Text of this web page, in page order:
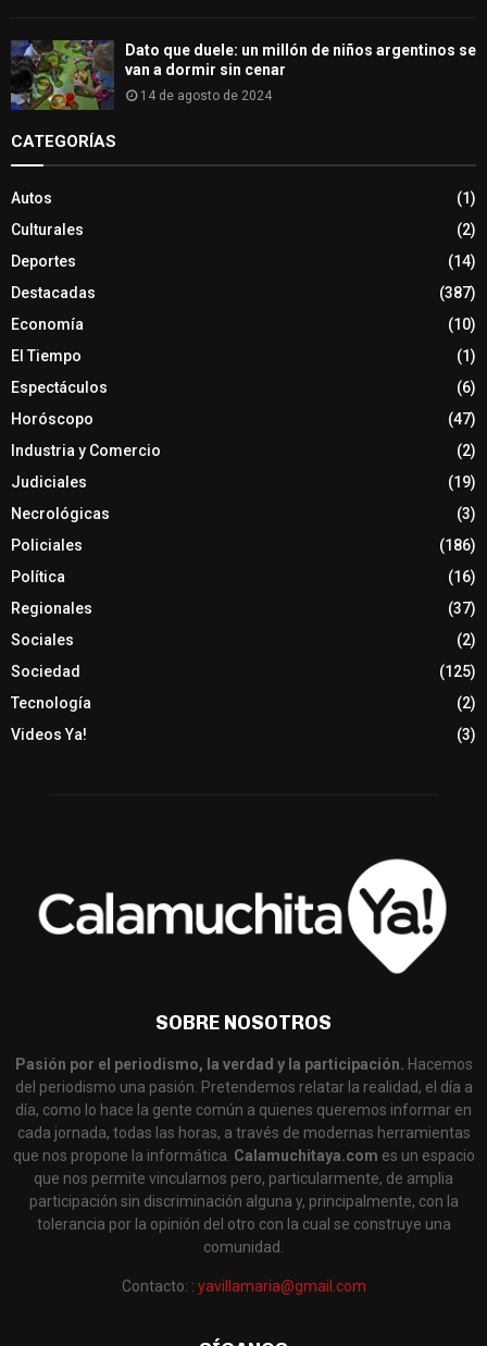
Dato que duele: un millón de niños argentinos se
van a dormir sin cenar
14 de agosto de 2024
CATEGORÍAS
Autos
(1)
Culturales
(2)
Deportes
(14)
Destacadas
(387)
Economía
(10)
El Tiempo
(1)
Espectáculos
(6)
Horóscopo
(47)
Industria y Comercio
(2)
Judiciales
(19)
Necrológicas
(3)
Policiales
(186)
Política
(16)
Regionales
(37)
Sociales
(2)
Sociedad
(125)
Tecnología
(2)
Videos Ya!
(3)
SOBRE NOSOTROS
Pasión por el periodismo, la verdad y la participación. Hacemos
del periodismo una pasión. Pretendemos relatar la realidad, el día a
día, como lo hace la gente común a quienes queremos informar en
cada jornada, todas las horas, a través de modernas herramientas
que nos propone la informática. Calamuchitaya.com es un espacio
que nos permite vincularnos pero, particularmente, de amplia
participación sin discriminación alguna y, principalmente, con la
tolerancia por la opinión del otro con la cual se construye una
comunidad.
Contacto: : yavillamaria@gmail.com